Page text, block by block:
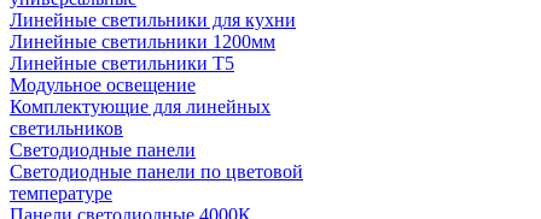
Линейные светильники для кухни
Линейные светильники 1200мм
Линейные светильники Т5
Модульное освещение
Комплектующие для линейных
светильников
Светодиодные панели
Светодиодные панели по цветовой
температуре
Панели светодиодные 4000К